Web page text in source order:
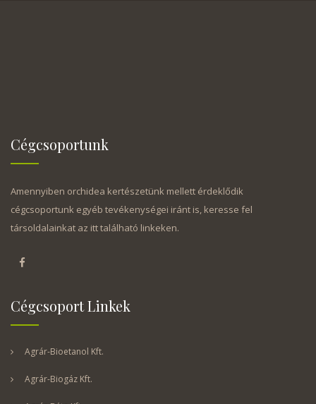
Cégcsoportunk
Amennyiben orchidea kertészetünk mellett érdeklődik
cégcsoportunk egyéb tevékenységei iránt is, keresse fel
társoldalainkat az itt található linkeken.
Cégcsoport Linkek
Agrár-Bioetanol Kft.
Agrár-Biogáz Kft.